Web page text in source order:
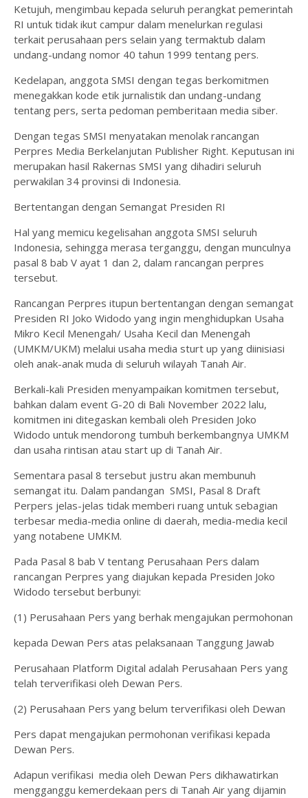
Ketujuh, mengimbau kepada seluruh perangkat pemerintah
RI untuk tidak ikut campur dalam menelurkan regulasi
terkait perusahaan pers selain yang termaktub dalam
undang-undang nomor 40 tahun 1999 tentang pers.
Kedelapan, anggota SMSI dengan tegas berkomitmen
menegakkan kode etik jurnalistik dan undang-undang
tentang pers, serta pedoman pemberitaan media siber.
Dengan tegas SMSI menyatakan menolak rancangan
Perpres Media Berkelanjutan Publisher Right. Keputusan ini
merupakan hasil Rakernas SMSI yang dihadiri seluruh
perwakilan 34 provinsi di Indonesia.
Bertentangan dengan Semangat Presiden RI
Hal yang memicu kegelisahan anggota SMSI seluruh
Indonesia, sehingga merasa terganggu, dengan munculnya
pasal 8 bab V ayat 1 dan 2, dalam rancangan perpres
tersebut.
Rancangan Perpres itupun bertentangan dengan semangat
Presiden RI Joko Widodo yang ingin menghidupkan Usaha
Mikro Kecil Menengah/ Usaha Kecil dan Menengah
(UMKM/UKM) melalui usaha media sturt up yang diinisiasi
oleh anak-anak muda di seluruh wilayah Tanah Air.
Berkali-kali Presiden menyampaikan komitmen tersebut,
bahkan dalam event G-20 di Bali November 2022 lalu,
komitmen ini ditegaskan kembali oleh Presiden Joko
Widodo untuk mendorong tumbuh berkembangnya UMKM
dan usaha rintisan atau start up di Tanah Air.
Sementara pasal 8 tersebut justru akan membunuh
semangat itu. Dalam pandangan SMSI, Pasal 8 Draft
Perpers jelas-jelas tidak memberi ruang untuk sebagian
terbesar media-media online di daerah, media-media kecil
yang notabene UMKM.
Pada Pasal 8 bab V tentang Perusahaan Pers dalam
rancangan Perpres yang diajukan kepada Presiden Joko
Widodo tersebut berbunyi:
(1) Perusahaan Pers yang berhak mengajukan permohonan
kepada Dewan Pers atas pelaksanaan Tanggung Jawab
Perusahaan Platform Digital adalah Perusahaan Pers yang
telah terverifikasi oleh Dewan Pers.
(2) Perusahaan Pers yang belum terverifikasi oleh Dewan
Pers dapat mengajukan permohonan verifikasi kepada
Dewan Pers.
Adapun verifikasi media oleh Dewan Pers dikhawatirkan
mengganggu kemerdekaan pers di Tanah Air yang dijamin